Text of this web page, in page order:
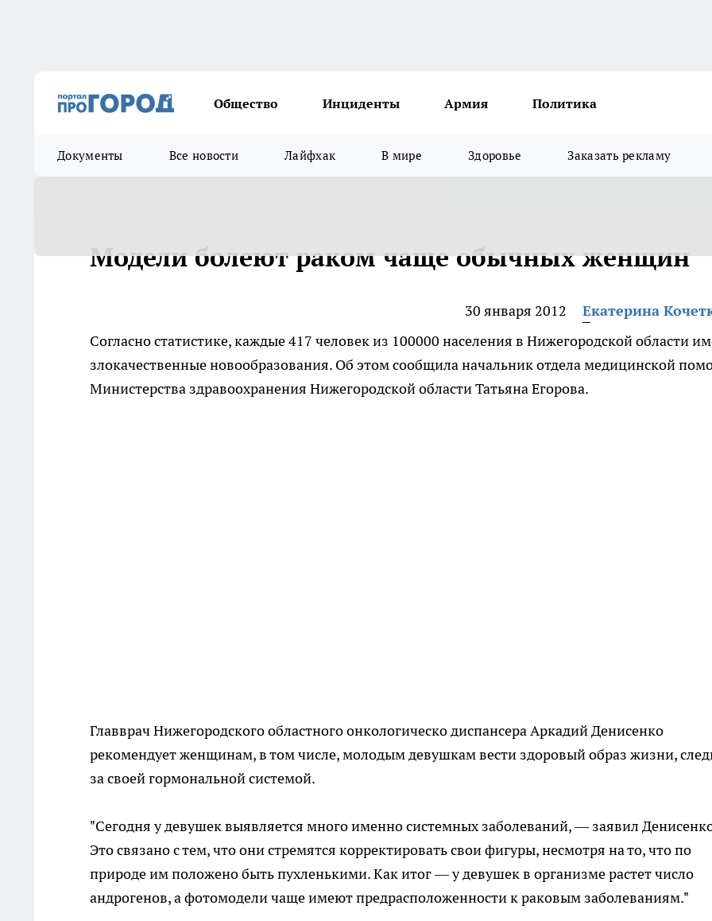
Общество Инциденты Армия Политика
Документы Все новости Лайфхак В мире Здоровье Заказать рекламу
Модели болеют раком чаще обычных женщин
30 января 2012
Екатерина
Согласно статистике, каждые 417 человек из 100000 населения в Нижегородской области
злокачественные новообразования. Об этом сообщила начальник отдела медицинской
Министерства здравоохранения Нижегородской области Татьяна Егорова.
Главврач Нижегородского областного онкологическо диспансера Аркадий Денисенко
рекомендует женщинам, в том числе, молодым девушкам вести здоровый образ жизни,
за своей гормональной системой.
"Сегодня у девушек выявляется много именно системных заболеваний, — заявил
Это связано с тем, что они стремятся корректировать свои фигуры, несмотря на то, что по
природе им положено быть пухленькими. Как итог — у девушек в организме растет число
андрогенов, а фотомодели чаще имеют предрасположенности к раковым заболеваниям."